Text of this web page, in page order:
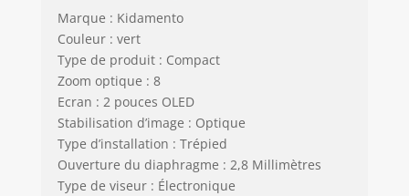
Marque : Kidamento
Couleur : vert
Type de produit : Compact
Zoom optique : 8
Ecran : 2 pouces OLED
Stabilisation d’image : Optique
Type d’installation : Trépied
Ouverture du diaphragme : 2,8 Millimètres
Type de viseur : Électronique